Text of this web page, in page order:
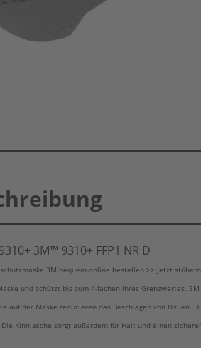
3M™ 9310+ FFP1 NR D
3M bequem online bestellen >> Jetzt
und schützt bis zum 4-fachen ihres Grenzwertes.
auf der Maske reduzieren das Beschlagen von Brillen.
Kinnlasche sorgt außerdem für Halt und einen